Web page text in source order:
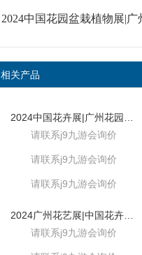
2024中国花园盆栽植物展|
相关产品
请联系j9九游会询价
请联系j9九游会询价
请联系j9九游会询价
请联系j9九游会询价